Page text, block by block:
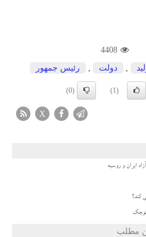
4408
, دولت , رئیس جمهور
(1)
(0)
X
ایران و روسیه
کند؟
مطلب